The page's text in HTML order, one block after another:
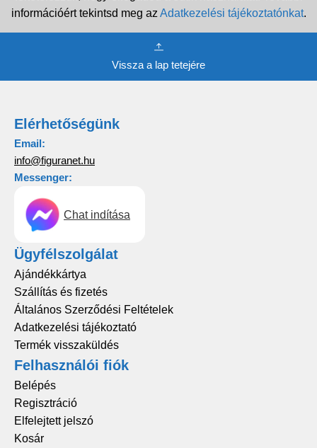
információért tekintsd meg az Adatkezelési tájékoztatónkat.
Vissza a lap tetejére
Elérhetőségünk
Email:
info@figuranet.hu
Messenger:
Chat indítása
Ügyfélszolgálat
Ajándékkártya
Szállítás és fizetés
Általános Szerződési Feltételek
Adatkezelési tájékoztató
Termék visszaküldés
Felhasználói fiók
Belépés
Regisztráció
Elfelejtett jelszó
Kosár